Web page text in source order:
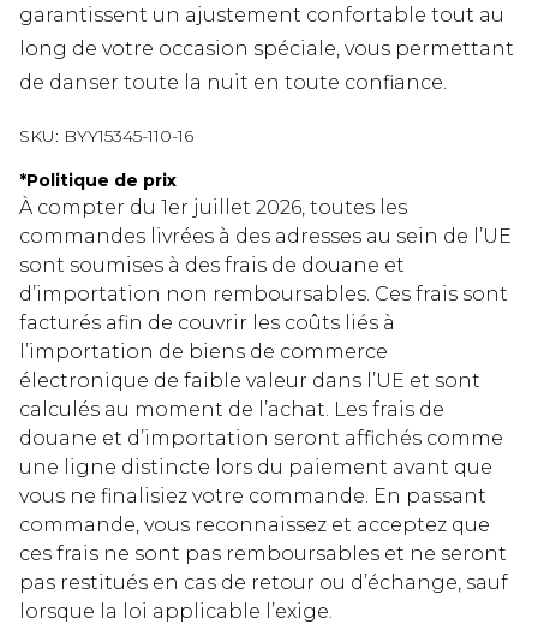
garantissent un ajustement confortable tout au
long de votre occasion spéciale, vous permettant
de danser toute la nuit en toute confiance.
SKU: BYY15345-110-16
*Politique de prix
À compter du 1er juillet 2026, toutes les
commandes livrées à des adresses au sein de l’UE
sont soumises à des frais de douane et
d’importation non remboursables. Ces frais sont
facturés afin de couvrir les coûts liés à
l’importation de biens de commerce
électronique de faible valeur dans l’UE et sont
calculés au moment de l’achat. Les frais de
douane et d’importation seront affichés comme
une ligne distincte lors du paiement avant que
vous ne finalisiez votre commande. En passant
commande, vous reconnaissez et acceptez que
ces frais ne sont pas remboursables et ne seront
pas restitués en cas de retour ou d’échange, sauf
lorsque la loi applicable l’exige.